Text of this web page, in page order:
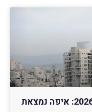
מפת ההזדמנויות של ישראל 2026: איפה נמצאת